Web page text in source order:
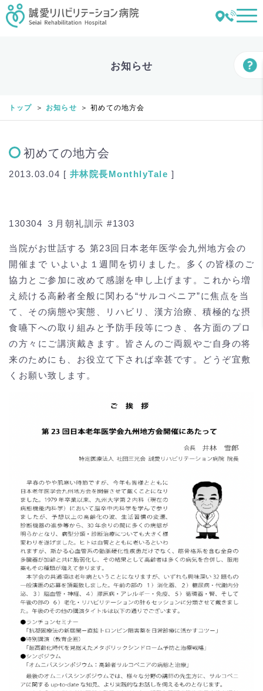
お知らせ
トップ お知らせ 初めての地方会
初めての地方会
2013.03.04 [ 井林院長MonthlyTale ]
130304 ３月朝礼訓示 #1303
当院がお世話する 第23回日本老年医学会九州地方会の
開催まで いよいよ１週間を切りました。多くの皆様のご
協力とご参加に改めて感謝を申し上げます。これから増
え続ける高齢者全般に関わる“サルコペニア”に焦点を当
て、その病態や実態、リハビリ、漢方治療、積極的な摂
食嚥下への取り組みと予防手段等につき、各方面のプロ
の方々にご講演戴きます。皆さんのご両親やご自身の将
来のためにも、お役立て下されば幸甚です。どうぞ宜敷
くお願い致します。